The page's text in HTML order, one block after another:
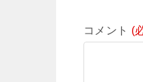
コメント (